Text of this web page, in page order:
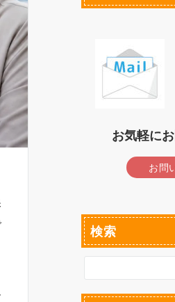
お気軽に
お問
検索